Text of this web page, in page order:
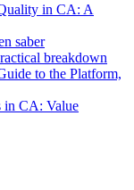
in CA: A
saber
breakdown
to the Platform,
in CA: Value